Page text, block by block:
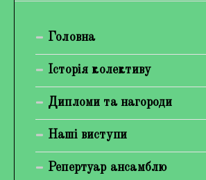
Гірієнко Ірина Михайлівна
Галерея
Відеогалерея
Фотогалерея
Головна
Історія колективу
Дипломи та нагороди
Наші виступи
Репертуар ансамблю